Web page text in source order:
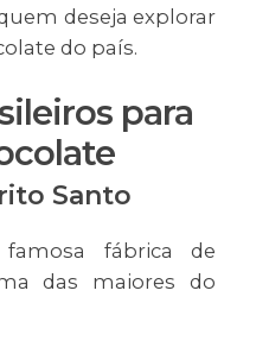
deseja explorar
do país.
para
Santo
fábrica de
das maiores do